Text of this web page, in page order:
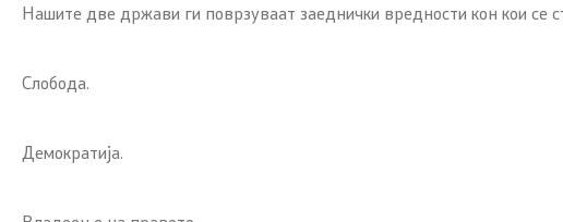
Нашите две држави ги поврзуваат заеднички вредности кон кои се
Слобода.
Демократија.